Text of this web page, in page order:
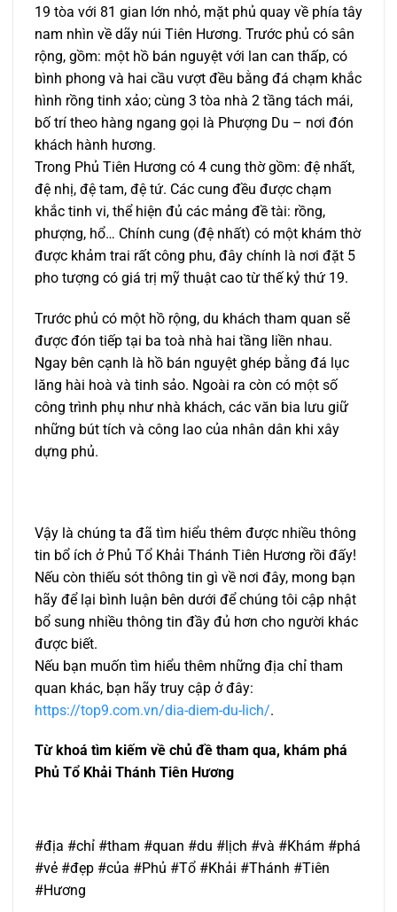
19 tòa với 81 gian lớn nhỏ, mặt phủ quay về phía tây
nam nhìn về dãy núi Tiên Hương. Trước phủ có sân
rộng, gồm: một hồ bán nguyệt với lan can thấp, có
bình phong và hai cầu vượt đều bằng đá chạm khắc
hình rồng tinh xảo; cùng 3 tòa nhà 2 tầng tách mái,
bố trí theo hàng ngang gọi là Phượng Du – nơi đón
khách hành hương.
Trong Phủ Tiên Hương có 4 cung thờ gồm: đệ nhất,
đệ nhị, đệ tam, đệ tứ. Các cung đều được chạm
khắc tinh vi, thể hiện đủ các mảng đề tài: rồng,
phượng, hổ… Chính cung (đệ nhất) có một khám thờ
được khảm trai rất công phu, đây chính là nơi đặt 5
pho tượng có giá trị mỹ thuật cao từ thế kỷ thứ 19.
Trước phủ có một hồ rộng, du khách tham quan sẽ
được đón tiếp tại ba toà nhà hai tầng liền nhau.
Ngay bên cạnh là hồ bán nguyệt ghép bằng đá lục
lăng hài hoà và tinh sảo. Ngoài ra còn có một số
công trình phụ như nhà khách, các văn bia lưu giữ
những bút tích và công lao của nhân dân khi xây
dựng phủ.
Vậy là chúng ta đã tìm hiểu thêm được nhiều thông
tin bổ ích ở Phủ Tổ Khải Thánh Tiên Hương rồi đấy!
Nếu còn thiếu sót thông tin gì về nơi đây, mong bạn
hãy để lại bình luận bên dưới để chúng tôi cập nhật
bổ sung nhiều thông tin đầy đủ hơn cho người khác
được biết.
Nếu bạn muốn tìm hiểu thêm những địa chỉ tham
quan khác, bạn hãy truy cập ở đây:
https://top9.com.vn/dia-diem-du-lich/.
Từ khoá tìm kiếm về chủ đề tham qua, khám phá
Phủ Tổ Khải Thánh Tiên Hương
#địa #chỉ #tham #quan #du #lịch #và #Khám #phá
#vẻ #đẹp #của #Phủ #Tổ #Khải #Thánh #Tiên
#Hương